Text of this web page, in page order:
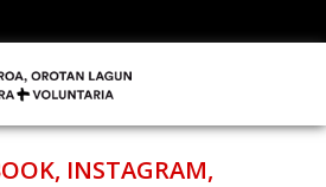
INSTAGRAM,